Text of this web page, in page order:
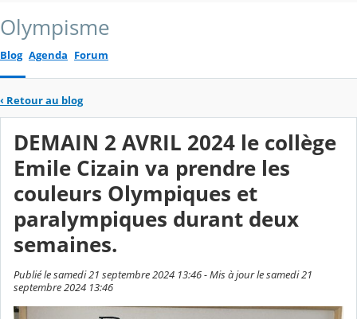
Olympisme
Blog Agenda Forum
‹ Retour au blog
DEMAIN 2 AVRIL 2024 le collège
Emile Cizain va prendre les
couleurs Olympiques et
paralympiques durant deux
semaines.
Publié le samedi 21 septembre 2024 13:46 - Mis à jour le samedi 21
septembre 2024 13:46